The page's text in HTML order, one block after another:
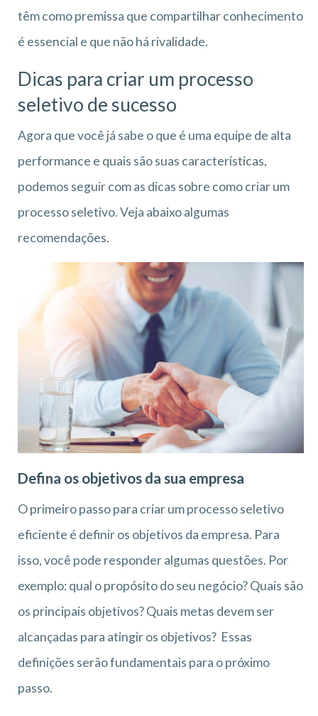
têm como premissa que compartilhar conhecimento
é essencial e que não há rivalidade.
Dicas para criar um processo
seletivo de sucesso
Agora que você já sabe o que é uma equipe de alta
performance e quais são suas características,
podemos seguir com as dicas sobre como criar um
processo seletivo. Veja abaixo algumas
recomendações.
Defina os objetivos da sua empresa
O primeiro passo para criar um processo seletivo
eficiente é definir os objetivos da empresa. Para
isso, você pode responder algumas questões. Por
exemplo: qual o propósito do seu negócio? Quais são
os principais objetivos? Quais metas devem ser
alcançadas para atingir os objetivos? Essas
definições serão fundamentais para o próximo
passo.